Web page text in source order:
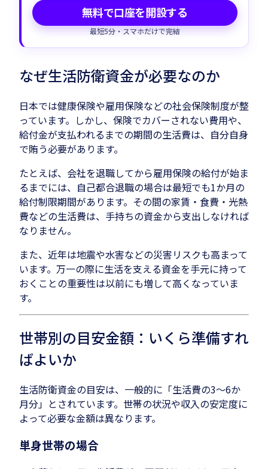
無料で口座を開設する
最短5分・スマホだけで完結
なぜ生活防衛資金が必要なのか
日本では健康保険や雇用保険などの社会保険制度が整
っています。しかし、保険でカバーされない費用や、
給付金が支払われるまでの期間の生活費は、自分自身
で賄う必要があります。
たとえば、会社を退職してから雇用保険の給付が始ま
るまでには、自己都合退職の場合は最短でも1か月の
給付制限期間があります。その間の家賃・食費・光熱
費などの生活費は、手持ちの資金から支出しなければ
なりません。
また、近年は地震や水害などの災害リスクも高まって
います。万一の際に生活を支える資金を手元に持って
おくことの重要性は以前にも増して高くなっていま
す。
世帯別の目安金額：いくら準備すれ
ばよいか
生活防衛資金の目安は、一般的に「生活費の3〜6か
月分」とされています。世帯の状況や収入の安定度に
よって必要な金額は異なります。
単身世帯の場合